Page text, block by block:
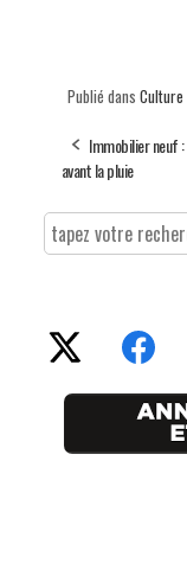
Publié dans Culture
Immobilier neuf
avant la pluie